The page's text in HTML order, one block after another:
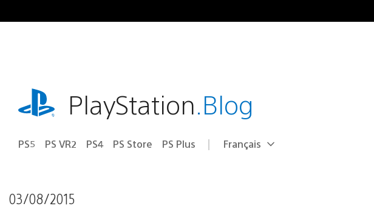
au
playstation.comPlayStation.Blog
PS5 PS VR2 PS4 PS Store PS Plus Choisir
Région
Français
03/08/2015